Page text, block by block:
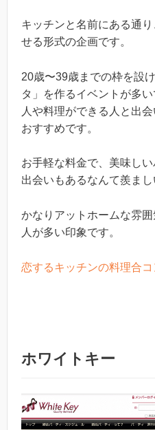
キッチンと名前にある通
せる形式の企画です。
20歳〜39歳までの枠を設
タ」を作るイベントが多
人や料理ができる人と出
おすすめです。
お手軽な料金で、美味し
出会いもあるなんて羨まし
かなりアットホームな雰
人が多い印象です。
恋するキッチンの料理合
ホワイトキー